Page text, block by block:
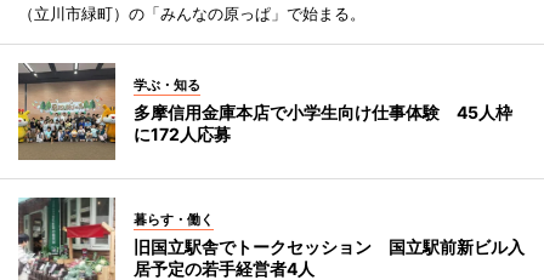
（立川市緑町）の「みんなの原っぱ」で始まる。
学ぶ・知る
多摩信用金庫本店で小学生向け仕事体験 45人枠
に172人応募
暮らす・働く
旧国立駅舎でトークセッション 国立駅前新ビル入
居予定の若手経営者4人